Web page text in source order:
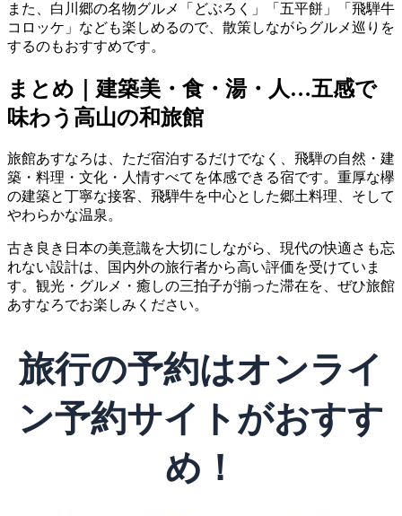
また、白川郷の名物グルメ「どぶろく」「五平餅」「飛騨牛
コロッケ」なども楽しめるので、散策しながらグルメ巡りを
するのもおすすめです。
まとめ｜建築美・食・湯・人…五感で
味わう高山の和旅館
旅館あすなろは、ただ宿泊するだけでなく、飛騨の自然・建
築・料理・文化・人情すべてを体感できる宿です。重厚な欅
の建築と丁寧な接客、飛騨牛を中心とした郷土料理、そして
やわらかな温泉。
古き良き日本の美意識を大切にしながら、現代の快適さも忘
れない設計は、国内外の旅行者から高い評価を受けていま
す。観光・グルメ・癒しの三拍子が揃った滞在を、ぜひ旅館
あすなろでお楽しみください。
旅行の予約はオンライ
ン予約サイトがおすす
め！